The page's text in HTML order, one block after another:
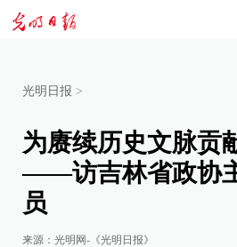
光明日报 >
为赓续历史文脉贡
——访吉林省政协
员
来源： 光明网-《光明日报》